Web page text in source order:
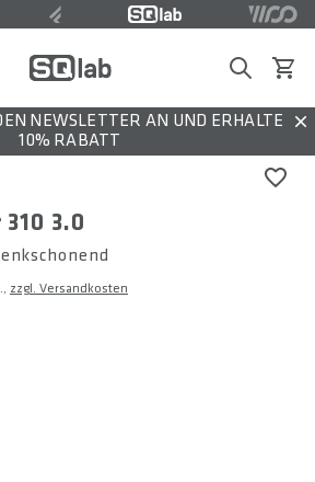
Search
NEWSLETTER AN UND ERHALTE
10% RABATT
3.0
zzgl. Versandkosten